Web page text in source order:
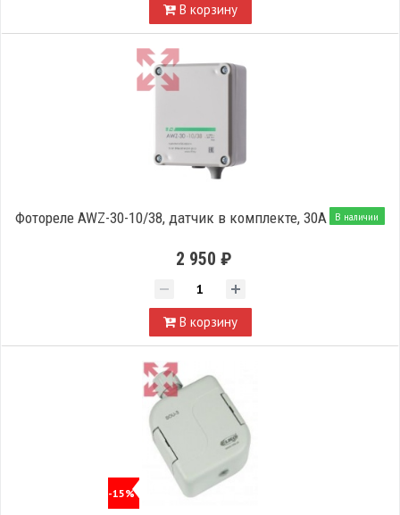
В корзину
В наличии
Фотореле AWZ-30-10/38, датчик в комплекте, 30А
2 950 ₽
В корзину
-15%